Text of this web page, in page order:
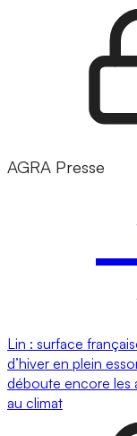
AGRA Presse
Lin : surface
d’hiver en plein
déboute encore les
au climat